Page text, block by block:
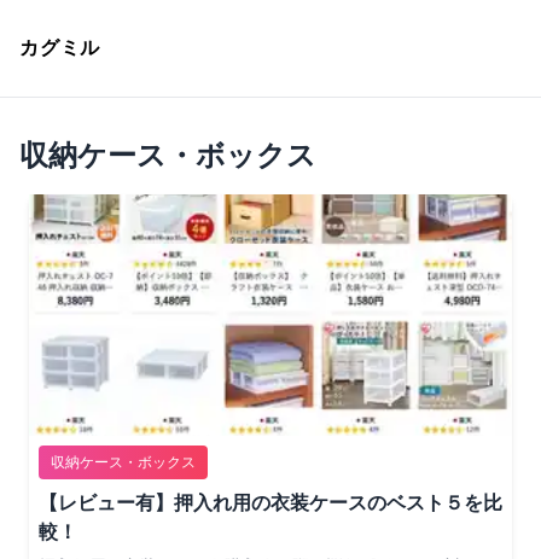
カグミル
収納ケース・ボックス
収納ケース・ボックス
【レビュー有】押入れ用の衣装ケースのベスト５を比
較！